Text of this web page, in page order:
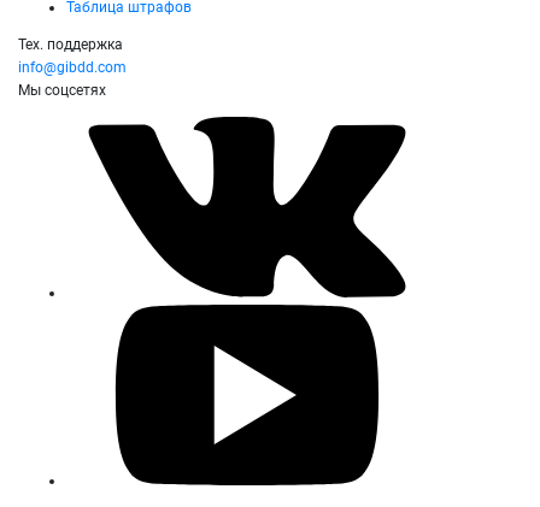
Таблица штрафов
Тех. поддержка
info@gibdd.com
Мы соцсетях